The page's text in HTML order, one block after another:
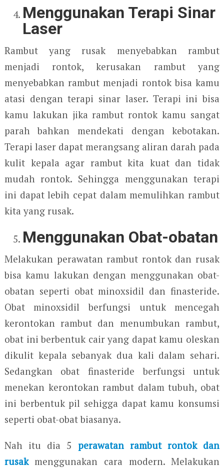
Menggunakan Terapi Sinar
Laser
Rambut yang rusak menyebabkan rambut
menjadi rontok, kerusakan rambut yang
menyebabkan rambut menjadi rontok bisa kamu
atasi dengan terapi sinar laser. Terapi ini bisa
kamu lakukan jika rambut rontok kamu sangat
parah bahkan mendekati dengan kebotakan.
Terapi laser dapat merangsang aliran darah pada
kulit kepala agar rambut kita kuat dan tidak
mudah rontok. Sehingga menggunakan terapi
ini dapat lebih cepat dalam memulihkan rambut
kita yang rusak.
Menggunakan Obat-obatan
Melakukan perawatan rambut rontok dan rusak
bisa kamu lakukan dengan menggunakan obat-
obatan seperti obat minoxsidil dan finasteride.
Obat minoxsidil berfungsi untuk mencegah
kerontokan rambut dan menumbukan rambut,
obat ini berbentuk cair yang dapat kamu oleskan
dikulit kepala sebanyak dua kali dalam sehari.
Sedangkan obat finasteride berfungsi untuk
menekan kerontokan rambut dalam tubuh, obat
ini berbentuk pil sehigga dapat kamu konsumsi
seperti obat-obat biasanya.
Nah itu dia 5 perawatan rambut rontok dan
rusak menggunakan cara modern. Melakukan